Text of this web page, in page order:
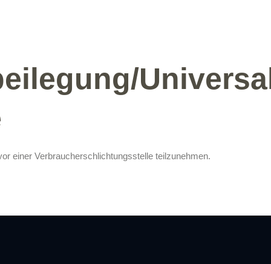
einer Verbraucherschlichtungsstelle teilzunehmen.